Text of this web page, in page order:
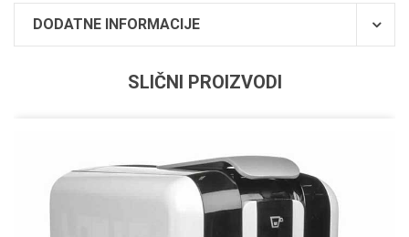
DODATNE INFORMACIJE
SLIČNI PROIZVODI